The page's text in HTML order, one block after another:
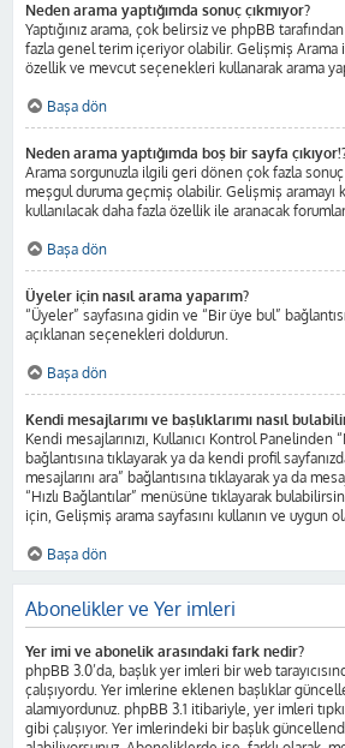
Neden arama yaptığımda sonuç çıkmıyor?
Yaptığınız arama, çok belirsiz ve phpBB
fazla genel terim içeriyor olabilir. Gelişmiş Arama
özellik ve mevcut seçenekleri kullanarak arama
Başa dön
Neden arama yaptığımda boş bir sayfa
Arama sorgunuzla ilgili geri dönen çok fazla
meşgul duruma geçmiş olabilir. Gelişmiş aramayı
kullanılacak daha fazla özellik ile aranacak
Başa dön
Üyeler için nasıl arama yaparım?
“Üyeler” sayfasına gidin ve “Bir üye bul”
açıklanan seçenekleri doldurun.
Başa dön
Kendi mesajlarımı ve başlıklarımı nasıl
Kendi mesajlarınızı, Kullanıcı Kontrol Panelinden
bağlantısına tıklayarak ya da kendi profil
mesajlarını ara” bağlantısına tıklayarak ya da
“Hızlı Bağlantılar” menüsüne tıklayarak
için, Gelişmiş arama sayfasını kullanın ve uygun
Başa dön
Abonelikler ve Yer imleri
Yer imi ve abonelik arasındaki fark nedir?
phpBB 3.0’da, başlık yer imleri bir web
çalışıyordu. Yer imlerine eklenen başlıklar
alamıyordunuz. phpBB 3.1 itibariyle, yer imleri
gibi çalışıyor. Yer imlerindeki bir başlık